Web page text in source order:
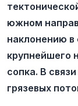
южном
наклонению в
крупнейшего
сопка. В
грязевых